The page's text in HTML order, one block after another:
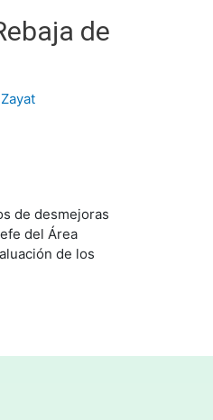
de
de desmejoras
del Área
de los